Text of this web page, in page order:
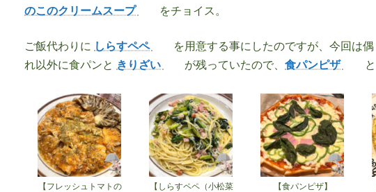
のこのクリームスープ
をチョイス。
ご飯代わりに しらすペペ
を用意する事にしたのですが、今回は
れ以外に食パンと きりざい が残っていたので、食パンピザ と
【フレッシュトマトの
【しらすペペ（小松菜
【食パンピザ】